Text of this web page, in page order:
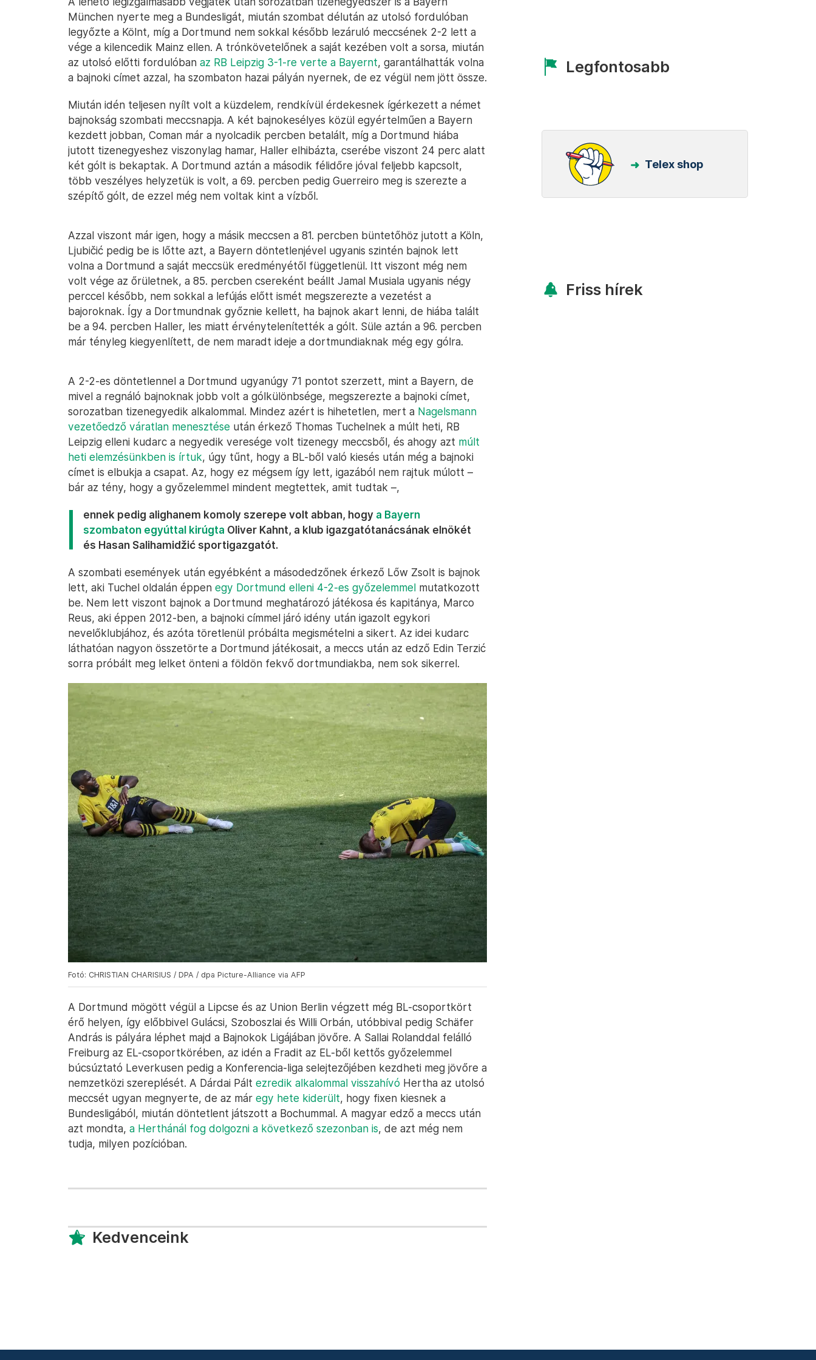
München nyerte meg a Bundesligát, miután szombat délután az utolsó fordulóban
legyőzte a Kölnt, míg a Dortmund nem sokkal később lezáruló meccsének 2-2 lett a
vége a kilencedik Mainz ellen. A trónkövetelőnek a saját kezében volt a sorsa, miután
az utolsó előtti fordulóban az RB Leipzig 3-1-re verte a Bayernt, garantálhatták volna
a bajnoki címet azzal, ha szombaton hazai pályán nyernek, de ez végül nem jött össze.
Miután idén teljesen nyílt volt a küzdelem, rendkívül érdekesnek ígérkezett a német
bajnokság szombati meccsnapja. A két bajnokesélyes közül egyértelműen a Bayern
kezdett jobban, Coman már a nyolcadik percben betalált, míg a Dortmund hiába
jutott tizenegyeshez viszonylag hamar, Haller elhibázta, cserébe viszont 24 perc alatt
két gólt is bekaptak. A Dortmund aztán a második félidőre jóval feljebb kapcsolt,
több veszélyes helyzetük is volt, a 69. percben pedig Guerreiro meg is szerezte a
szépítő gólt, de ezzel még nem voltak kint a vízből.
Azzal viszont már igen, hogy a másik meccsen a 81. percben büntetőhöz jutott a Köln,
Ljubičić pedig be is lőtte azt, a Bayern döntetlenjével ugyanis szintén bajnok lett
volna a Dortmund a saját meccsük eredményétől függetlenül. Itt viszont még nem
volt vége az őrületnek, a 85. percben csereként beállt Jamal Musiala ugyanis négy
perccel később, nem sokkal a lefújás előtt ismét megszerezte a vezetést a
bajoroknak. Így a Dortmundnak győznie kellett, ha bajnok akart lenni, de hiába talált
be a 94. percben Haller, les miatt érvénytelenítették a gólt. Süle aztán a 96. percben
már tényleg kiegyenlített, de nem maradt ideje a dortmundiaknak még egy gólra.
A 2-2-es döntetlennel a Dortmund ugyanúgy 71 pontot szerzett, mint a Bayern, de
mivel a regnáló bajnoknak jobb volt a gólkülönbsége, megszerezte a bajnoki címet,
sorozatban tizenegyedik alkalommal. Mindez azért is hihetetlen, mert a Nagelsmann
vezetőedző váratlan menesztése után érkező Thomas Tuchelnek a múlt heti, RB
Leipzig elleni kudarc a negyedik veresége volt tizenegy meccsből, és ahogy azt múlt
heti elemzésünkben is írtuk, úgy tűnt, hogy a BL-ből való kiesés után még a bajnoki
címet is elbukja a csapat. Az, hogy ez mégsem így lett, igazából nem rajtuk múlott –
bár az tény, hogy a győzelemmel mindent megtettek, amit tudtak –,
ennek pedig alighanem komoly szerepe volt abban, hogy a Bayern
szombaton egyúttal kirúgta Oliver Kahnt, a klub igazgatótanácsának elnökét
és Hasan Salihamidžić sportigazgatót.
A szombati események után egyébként a másodedzőnek érkező Lőw Zsolt is bajnok
lett, aki Tuchel oldalán éppen egy Dortmund elleni 4-2-es győzelemmel mutatkozott
be. Nem lett viszont bajnok a Dortmund meghatározó játékosa és kapitánya, Marco
Reus, aki éppen 2012-ben, a bajnoki címmel járó idény után igazolt egykori
nevelőklubjához, és azóta töretlenül próbálta megismételni a sikert. Az idei kudarc
láthatóan nagyon összetörte a Dortmund játékosait, a meccs után az edző Edin Terzić
sorra próbált meg lelket önteni a földön fekvő dortmundiakba, nem sok sikerrel.
Fotó: CHRISTIAN CHARISIUS / DPA / dpa Picture-Alliance via AFP
A Dortmund mögött végül a Lipcse és az Union Berlin végzett még BL-csoportkört
érő helyen, így előbbivel Gulácsi, Szoboszlai és Willi Orbán, utóbbival pedig Schäfer
András is pályára léphet majd a Bajnokok Ligájában jövőre. A Sallai Rolanddal felálló
Freiburg az EL-csoportkörében, az idén a Fradit az EL-ből kettős győzelemmel
búcsúztató Leverkusen pedig a Konferencia-liga selejtezőjében kezdheti meg jövőre a
nemzetközi szereplését. A Dárdai Pált ezredik alkalommal visszahívó Hertha az utolsó
meccsét ugyan megnyerte, de az már egy hete kiderült, hogy fixen kiesnek a
Bundesligából, miután döntetlent játszott a Bochummal. A magyar edző a meccs után
azt mondta, a Herthánál fog dolgozni a következő szezonban is, de azt még nem
tudja, milyen pozícióban.
Kedvenceink
Legfontosabb
Telex shop
Friss hírek